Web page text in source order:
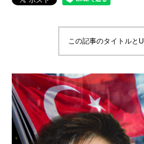
この記事のタイトルと